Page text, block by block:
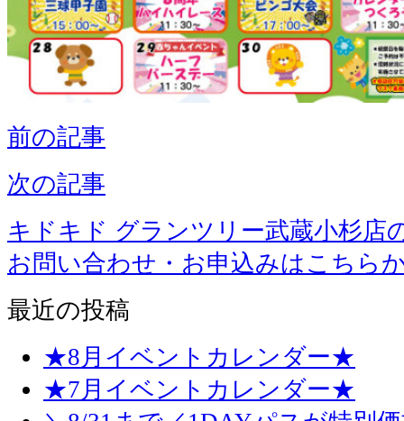
前の記事
次の記事
キドキド グランツリー武蔵小杉店
お問い合わせ・お申込みはこちら
最近の投稿
★8月イベントカレンダー★
★7月イベントカレンダー★